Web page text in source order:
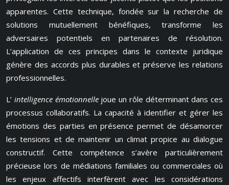
apparentes. Cette technique, fondée sur la recherche de
solutions mutuellement bénéfiques, transforme les
adversaires potentiels en partenaires de résolution.
L’application de ces principes dans le contexte juridique
génère des accords plus durables et préserve les relations
professionnelles.
L’ intelligence émotionnelle joue un rôle déterminant dans ces
processus collaboratifs. La capacité à identifier et gérer les
émotions des parties en présence permet de désamorcer
les tensions et de maintenir un climat propice au dialogue
constructif. Cette compétence s’avère particulièrement
précieuse lors de médiations familiales ou commerciales où
les enjeux affectifs interfèrent avec les considérations